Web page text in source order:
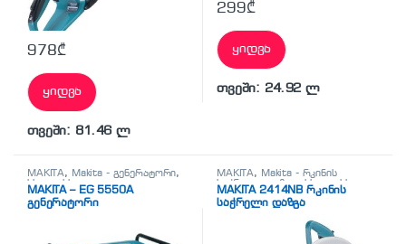
978₾
ყიდვა
თვეში: 81.46 ლ
299₾
ყიდვა
თვეში: 24.92 ლ
MAKITA, Makita - გენერატორი,
სხვადასხვა
MAKITA – EG 5550A
გენერატორი
MAKITA, Makita - რკინის
საჭრელი დაზგა,სხვადასხვა
MAKITA 2414NB რკინის
საჭრელი დაზგა